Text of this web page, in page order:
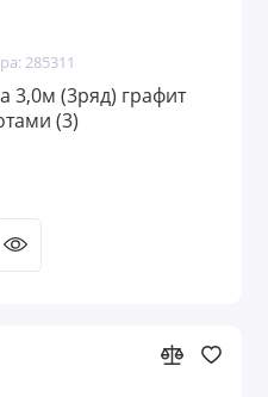
285311
3,0м (3ряд) графит
(3)